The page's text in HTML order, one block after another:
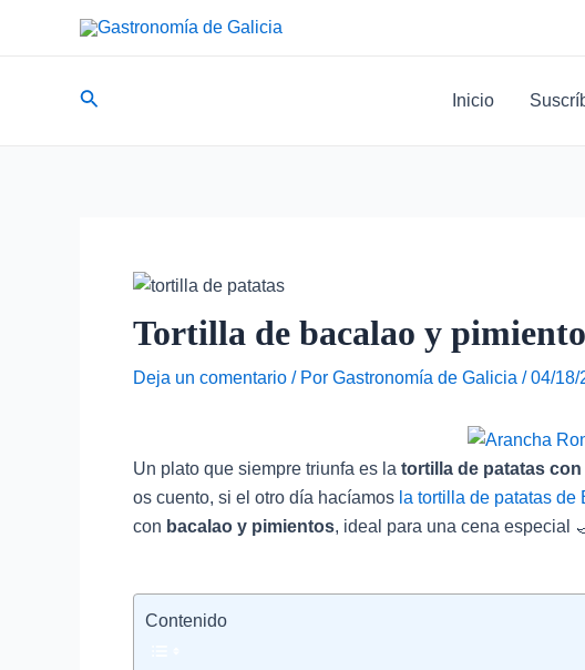
Buscar Inicio
Tortilla de bacalao y
Deja un comentario / Por Gastronomía de Galicia /04/18/
Un plato que siempre triunfa es la tortilla de patatas
os cuento, si el otro día hacíamos la tortilla de patatas de
con bacalao y pimientos, ideal para una cena especial
Contenido